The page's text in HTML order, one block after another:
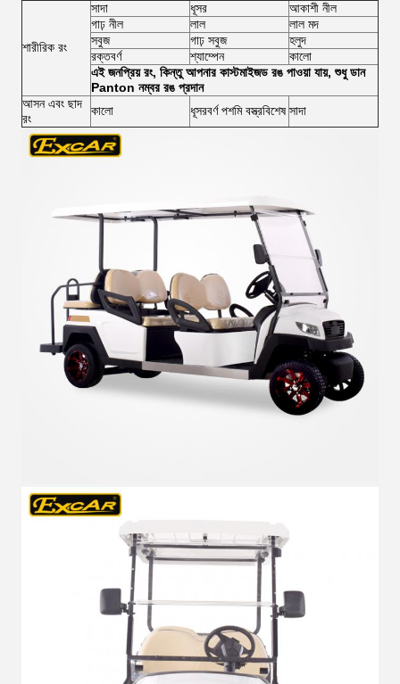
শারীরিক রং
সাদা ধূসর
আকাশী নীল
গাঢ় নীল
লাল
লাল মদ
সবুজ
গাঢ় সবুজ
হলুদ
রক্তবর্ণ
শ্যাম্পেন
কালো
এই জনপ্রিয় রং, কিন্তু আপনার কাস্টমাইজড রঙ পাওয়া যায়, শুধু ডান
Panton নম্বর রঙ প্রদান
আসন এবং ছাদ
রং
কালো ধূসরবর্ণ পশমি বস্ত্রবিশেষ সাদা